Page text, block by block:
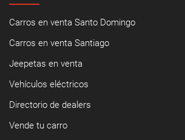
Carros en venta Santo Domingo
Carros en venta Santiago
Jeepetas en venta
Vehículos eléctricos
Directorio de dealers
Vende tu carro